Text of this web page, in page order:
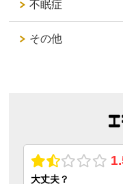
不眠症
その他